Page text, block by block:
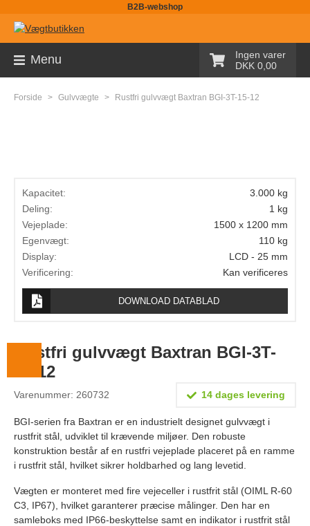
B2B-webshop
Menu
Ingen varer
DKK 0,00
Sortiment
Butiksvægte
Bordvægte
Gulvvægte
Laboratorievægte
Pakkevægte
Veterinærvægte
Vægtlodder
Outlet
Information
Om Vægtbutikken
Handelsbetingelser
Forside > Gulvvægte > Rustfri gulvvægt Baxtran BGI-3T-15-12
Kapacitet:
3.000 kg
Deling:
1 kg
Vejeplade:
1500 x 1200 mm
Egenvægt:
110 kg
Display:
LCD - 25 mm
Verificering:
Kan verificeres
DOWNLOAD DATABLAD
Rustfri gulvvægt Baxtran BGI-3T-
15-12
Varenummer: 260732 14 dages levering
BGI-serien fra Baxtran er en industrielt designet gulvvægt i
rustfrit stål, udviklet til krævende miljøer. Den robuste
konstruktion består af en rustfri vejeplade placeret på en ramme
i rustfrit stål, hvilket sikrer holdbarhed og lang levetid.
Vægten er monteret med fire vejeceller i rustfrit stål (OIML R-60
C3, IP67), hvilket garanterer præcise målinger. Den har en
samleboks med IP66-beskyttelse samt en indikator i rustfrit stål